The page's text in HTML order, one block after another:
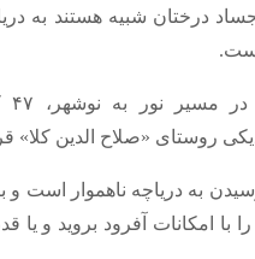
درختان شبیه هستند به
روستای «صلاح الدین کلا»
به دریاچه ناهموار است و
را با امکانات آفرود بروید و یا